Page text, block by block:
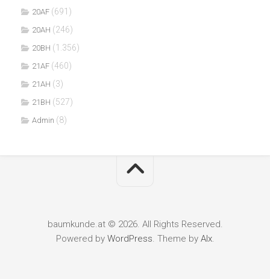
20AF (691)
20AH (246)
20BH (1.356)
21AF (460)
21AH (3)
21BH (527)
Admin (8)
baumkunde.at © 2026. All Rights Reserved.
Powered by WordPress. Theme by Alx.